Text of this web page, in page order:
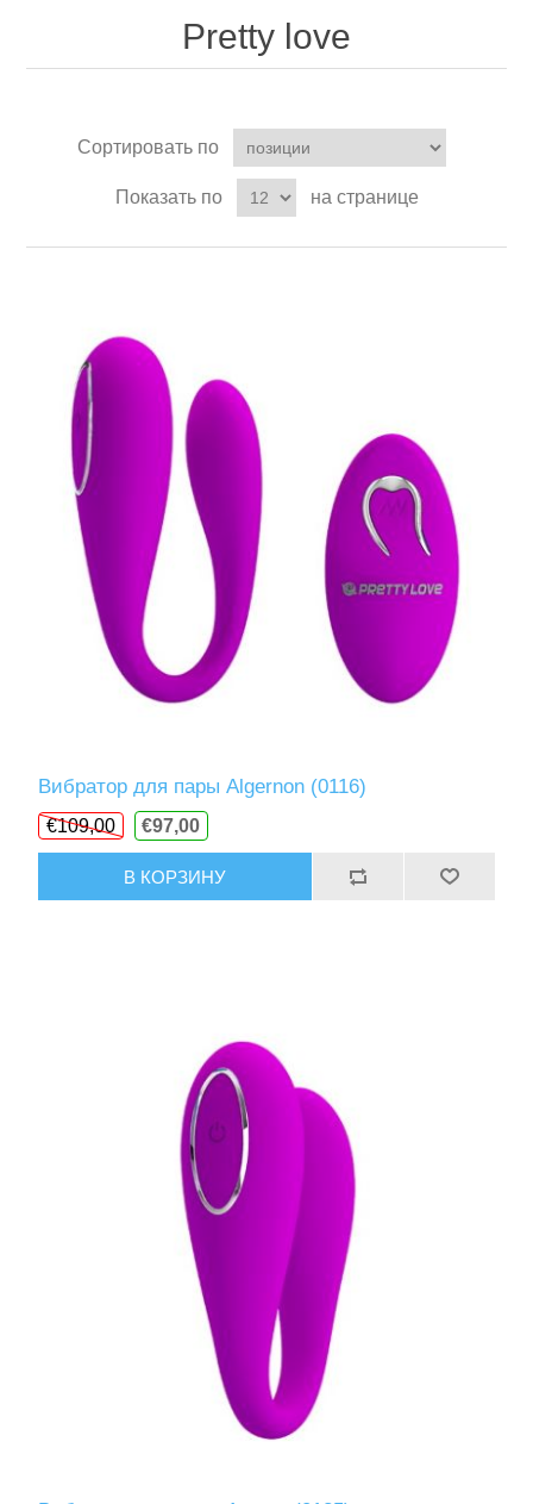
Pretty love
Сортировать по
Показать по на странице
Вибратор для пары Algernon (0116)
€109,00 €97,00
В КОРЗИНУ